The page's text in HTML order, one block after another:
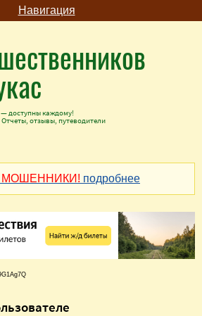
Навигация
— доступны каждому!
отзывы, путеводители
подробнее